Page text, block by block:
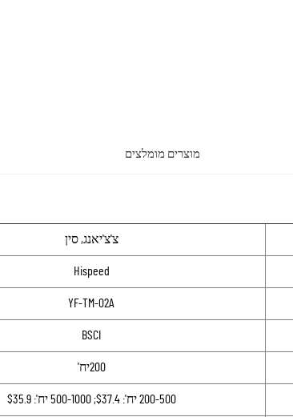
מוצרים מומלצים
צ'צ'יאנג, סין
Hispeed
YF-TM-02A
BSCI
200יח'
200-500 יח': $37.4; 500-1000 יח': $35.9